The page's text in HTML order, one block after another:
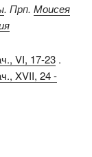
. Прп. Моисея
VI, 17-23 .
XVII, 24 -